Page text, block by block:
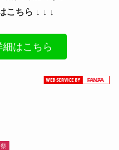
こちら ↓ ↓ ↓
はこちら